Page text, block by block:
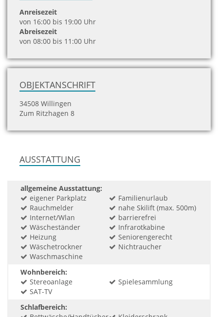
Anreisezeit
von 16:00 bis 19:00 Uhr
Abreisezeit
von 08:00 bis 11:00 Uhr
OBJEKTANSCHRIFT
34508 Willingen
Zum Ritzhagen 8
AUSSTATTUNG
allgemeine Ausstattung:
eigener Parkplatz
Familienurlaub
Rauchmelder
nahe Skilift (max. 500m)
Internet/Wlan
barrierefrei
Wäscheständer
Infrarotkabine
Heizung
Seniorengerecht
Wäschetrockner
Nichtraucher
Waschmaschine
Wohnbereich:
Stereoanlage
Spielesammlung
SAT-TV
Schlafbereich: